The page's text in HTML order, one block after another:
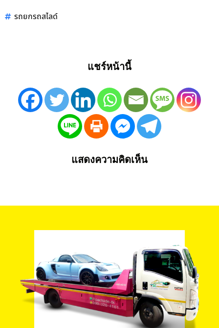
รถยกรถสไลด์
แชร์หน้านี้
แสดงความคิดเห็น